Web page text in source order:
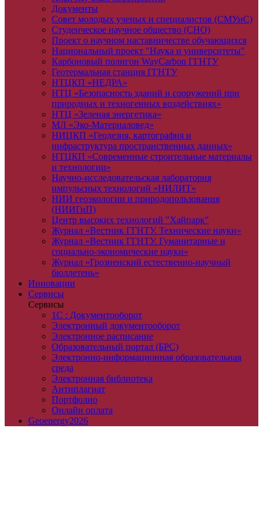
Документы
Совет молодых ученых и специалистов (СМУиС)
Студенческое научное общество (СНО)
Проект о научном наставничестве обучающихся
Национальный проект "Наука и университеты"
Карбоновый полигон WayCarbon ГГНТУ
Геотермальная станция ГГНТУ
НТЦКП «НЕДРА»
НТЦ «Безопасность зданий и сооружений при
природных и техногенных воздействиях»
НТЦ «Зеленая энергетика»
МЛ «Эко-Материаловед»
НИЦКП «Геодезия, картография и
инфраструктура пространственных данных»
НТЦКП «Современные строительные материалы
и технологии»
Научно-исследовательская лаборатория
импульсных технологий «НИЛИТ»
НИИ геоэкологии и природопользования
(НИИГиП)
Центр высоких технологий "Хайпарк"
Журнал «Вестник ГГНТУ. Технические науки»
Журнал «Вестник ГГНТУ. Гуманитарные и
социально-экономические науки»
Журнал «Грозненский естественно-научный
бюллетень»
Инновации
Сервисы
Сервисы
1С : Документооборот
Электронный документооборот
Электронное расписание
Образовательный портал (БРС)
Электронно-информационная образовательная
среда
Электронная библиотека
Антиплагиат
Портфолио
Онлайн оплата
Geoenergy2026